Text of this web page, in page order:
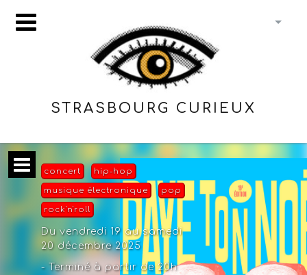
STRASBOURG CURIEUX
concert hip-hop
musique électronique pop
rock'n'roll
Du vendredi 19 au samedi
20 décembre 2025
- Terminé à partir de 20h